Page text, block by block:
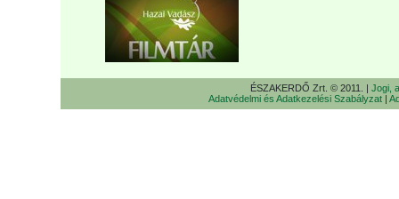
ÉSZAKERDŐ Zrt. © 2011. | Jogi,
Adatvédelmi és Adatkezelési Szabályzat|